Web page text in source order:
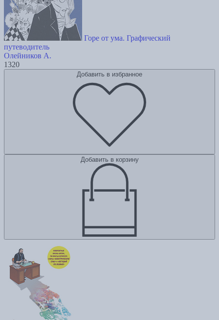
Горе от ума. Графический
путеводитель
Олейников А.
1320
Добавить в избранное
Добавить в корзину